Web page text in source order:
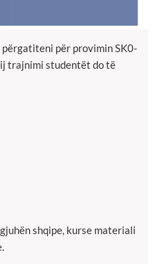
për provimin SK0-
trajnimi studentët do të
shqipe, kurse materiali